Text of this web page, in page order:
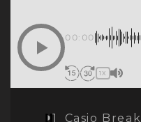
00:00
1X
1